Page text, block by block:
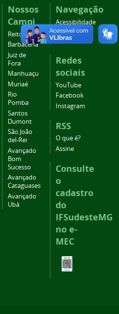
Nossos
Campi
Reitoria
Barbacena
Juiz de
Fora
Manhuaçu
Muriaé
Rio
Pomba
Santos
Dumont
São João
del-Rei
Avançado
Bom
Sucesso
Avançado
Cataguases
Avançado
Ubá
Navegação
Acessibilidade
Mapa do
site
Redes
sociais
YouTube
Facebook
Instagram
RSS
O que é?
Assine
Consulte
o
cadastro
do
IFSudesteMG
no e-
MEC